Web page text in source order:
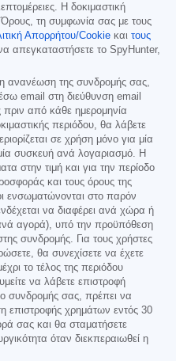
Η δοκιμαστική
Όρους, τη συμφωνία σας με τους
Απορρήτου/Cookie και τους
απεγκαταστήσετε το SpyHunter,
ανανέωση της συνδρομής σας,
email στη διεύθυνση email
από κάθε ημερομηνία
περιόδου, θα λάβετε
σε χρήση μόνο για μία
συσκευή ανά λογαριασμό. Η
στην τιμή και για την περίοδο
και τους όρους της
ενσωματώνονται στο παρόν
να διαφέρει ανά χώρα ή
αγορά), υπό την προϋπόθεση
συνδρομής. Για τους χρήστες
θα συνεχίσετε να έχετε
το τέλος της περιόδου
να λάβετε επιστροφή
συνδρομής σας, πρέπει να
επιστροφής χρημάτων εντός 30
σας και θα σταματήσετε
όταν διεκπεραιωθεί η